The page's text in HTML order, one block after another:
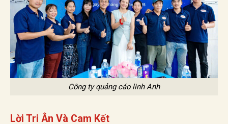
Công ty quảng cáo linh Anh
Lời Tri Ân Và Cam Kết